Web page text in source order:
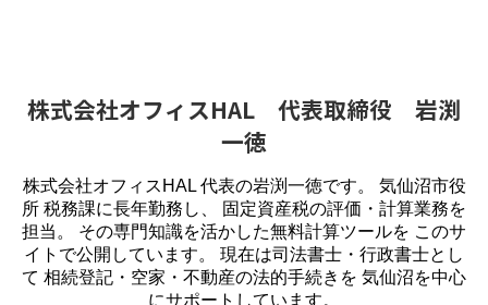
株式会社オフィスHAL 代表取締役 岩渕
一徳
株式会社オフィスHAL 代表の岩渕一徳です。 気仙沼市役
所 税務課に長年勤務し、 固定資産税の評価・計算業務を
担当。 その専門知識を活かした無料計算ツールを このサ
イトで公開しています。 現在は司法書士・行政書士とし
て 相続登記・空家・不動産の法的手続きを 気仙沼を中心
にサポートしています。